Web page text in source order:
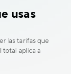
usas
las tarifas que
total aplica a